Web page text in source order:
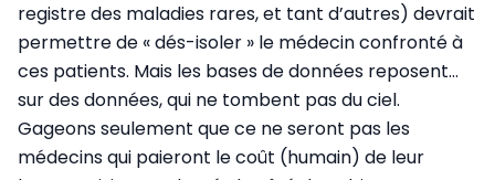
registre des maladies rares, et tant d’autres) devrait
permettre de « dés-isoler » le médecin confronté à
ces patients. Mais les bases de données reposent…
sur des données, qui ne tombent pas du ciel.
Gageons seulement que ce ne seront pas les
médecins qui paieront le coût (humain) de leur